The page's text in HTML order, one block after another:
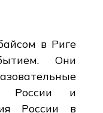
в Риге
Они
России и
России в